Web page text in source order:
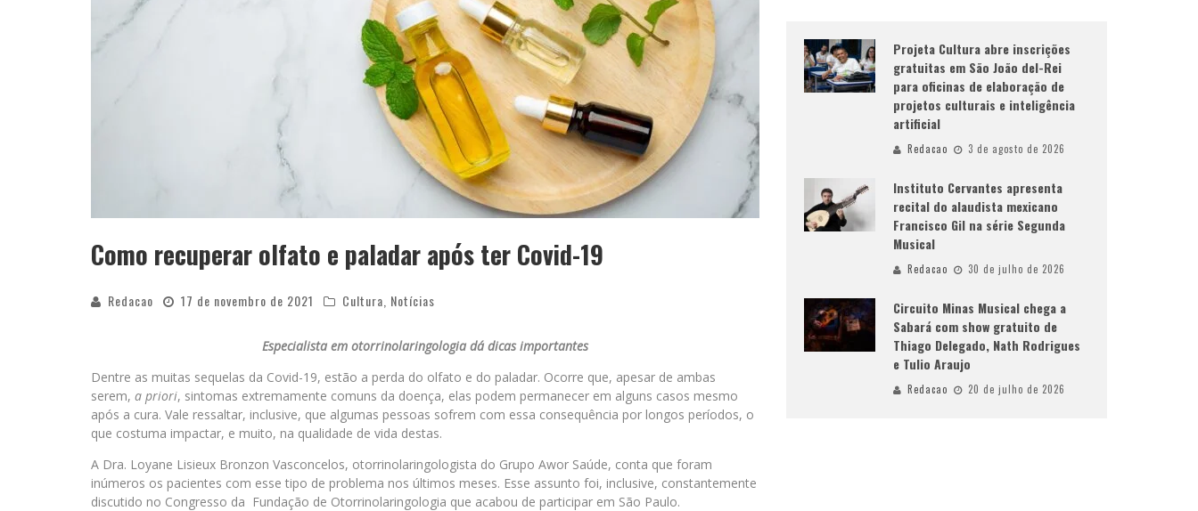
Como recuperar olfato e paladar após ter Covid-19
Redacao 17 de novembro de 2021 Cultura Notícias
Especialista em otorrinolaringologia dá dicas importantes
Dentre as muitas sequelas da Covid-19, estão a perda do olfato e do paladar. Ocorre que, apesar de ambas
serem, a priori, sintomas extremamente comuns da doença, elas podem permanecer em alguns casos mesmo
após a cura. Vale ressaltar, inclusive, que algumas pessoas sofrem com essa consequência por longos períodos, o
que costuma impactar, e muito, na qualidade de vida destas.
A Dra. Loyane Lisieux Bronzon Vasconcelos, otorrinolaringologista do Grupo Awor Saúde, conta que foram
inúmeros os pacientes com esse tipo de problema nos últimos meses. Esse assunto foi, inclusive, constantemente
discutido no Congresso da Fundação de Otorrinolaringologia que acabou de participar em São Paulo.
Projeta Cultura abre inscrições
gratuitas em São João del-Rei
para oficinas de elaboração de
projetos culturais e inteligência
artificial
Redacao 3 de agosto de 2026
Instituto Cervantes apresenta
recital do alaudista mexicano
Francisco Gil na série Segunda
Musical
Redacao 30 de julho de 2026
Circuito Minas Musical chega a
Sabará com show gratuito de
Thiago Delegado, Nath Rodrigues
e Tulio Araujo
Redacao 20 de julho de 2026